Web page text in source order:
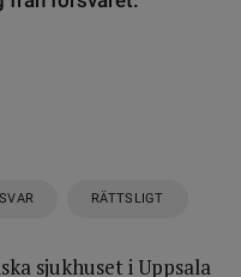
RÄTTSLIGT
sjukhuset i Uppsala